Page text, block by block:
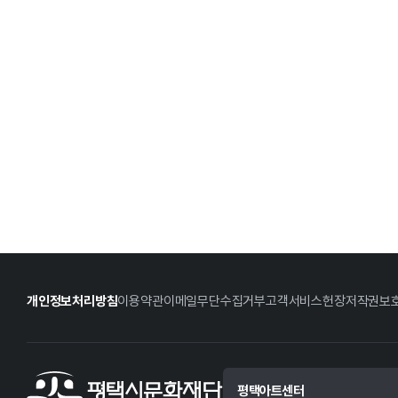
개인정보처리방침이용약관이메일무단수집거부고객서비스헌장저작권보
평택아트센터